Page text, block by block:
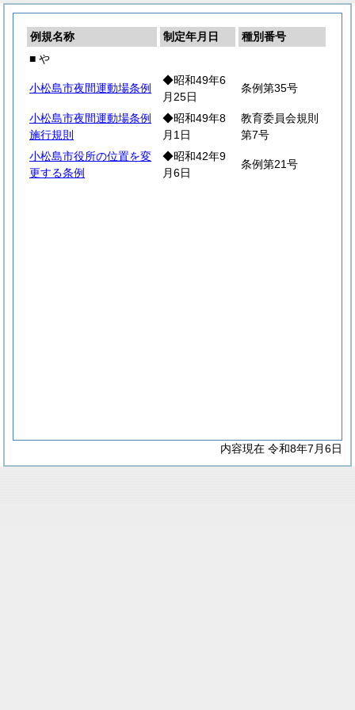
例規名称 制定年月日
種別番号
■ や
小松島市夜間運動場条例
◆昭和49年6
月25日
条例第35号
小松島市夜間運動場条例
施行規則
◆昭和49年8
月1日
教育委員会規則
第7号
小松島市役所の位置を変
更する条例
◆昭和42年9
月6日
条例第21号
内容現在 令和8年7月6日